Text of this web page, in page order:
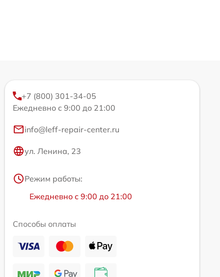
+7 (800) 301-34-05
Ежедневно с 9:00 до 21:00
info@leff-repair-center.ru
ул. Ленина, 23
Режим работы:
Ежедневно с 9:00 до 21:00
Способы оплаты